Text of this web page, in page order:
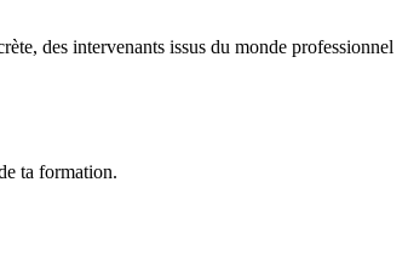
des intervenants issus du monde professionnel
ta formation.